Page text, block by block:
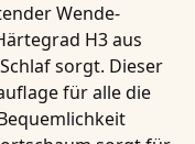
Wende-
H3aus
sorgt. Dieser
für alle die